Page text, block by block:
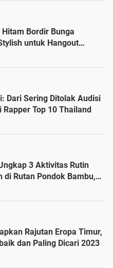
Bordir Bunga
untuk Hangout
Formal
Dari Sering Ditolak Audisi
Top 10 Thailand
3 Aktivitas Rutin
di Rutan Pondok Bambu,
Rajutan Eropa Timur,
dan Paling Dicari 2023